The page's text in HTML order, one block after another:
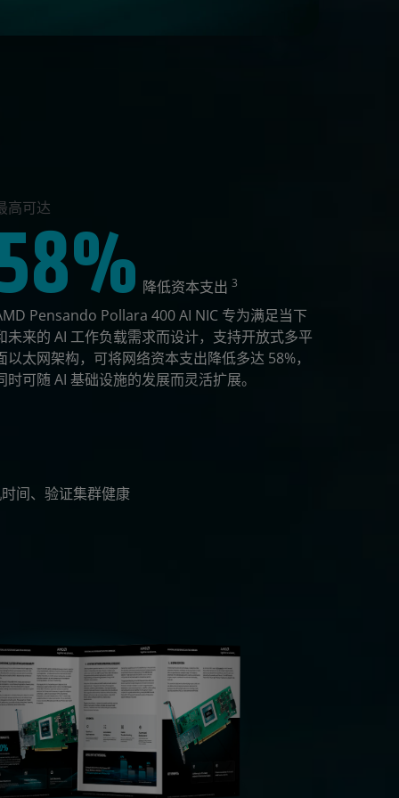
高可达
降低资本支出 3
Pensando Pollara 400 AI NIC 专为满足当下
未来的 AI 工作负载需求而设计，支持开放式多平
以太网架构，可将网络资本支出降低多达 58%，
时可随 AI 基础设施的发展而灵活扩展。
间、验证集群健康